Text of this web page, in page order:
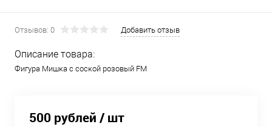
Отзывов: 0 Добавить отзыв
Описание товара:
Фигура Мишка с соской розовый FM
500 рублей / шт